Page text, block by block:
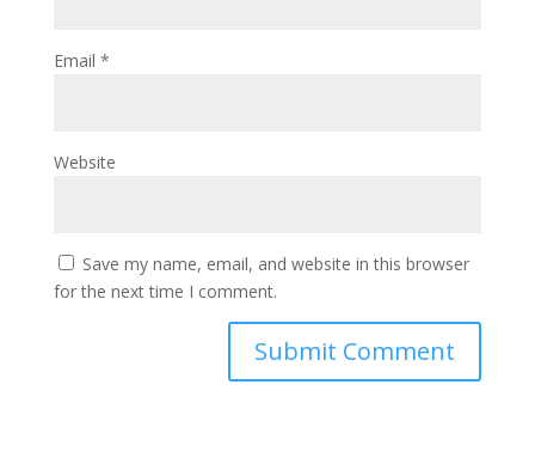
Email *
Website
Save my name, email, and website in this browser
for the next time I comment.